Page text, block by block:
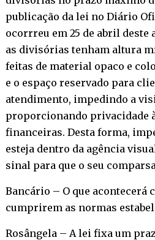
publicação da lei no Diário
ocorrreu em 25 de abril deste
as divisórias tenham altura
feitas de material opaco e
e o espaço reservado para
atendimento, impedindo a
proporcionando privacidade
financeiras. Desta forma,
esteja dentro da agência
sinal para que o seu
Bancário – O que acontecerá
cumprirem as normas
Rosângela – A lei fixa um